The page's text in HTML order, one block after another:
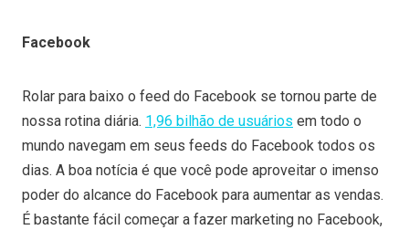
Facebook
Rolar para baixo o feed do Facebook se tornou parte de
nossa rotina diária. 1,96 bilhão de usuários em todo o
mundo navegam em seus feeds do Facebook todos os
dias. A boa notícia é que você pode aproveitar o imenso
poder do alcance do Facebook para aumentar as vendas.
É bastante fácil começar a fazer marketing no Facebook,